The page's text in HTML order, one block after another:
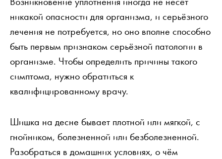
никакой опасности для организма, и серьёзного
лечения не потребуется, но оно вполне способно
быть первым признаком серьёзной патологии в
организме. Чтобы определить причины такого
симптома, нужно обратиться к
квалифицированному врачу.
Шишка на десне бывает плотной или мягкой, с
гнойником, болезненной или безболезненной.
Разобраться в домашних условиях, о чём